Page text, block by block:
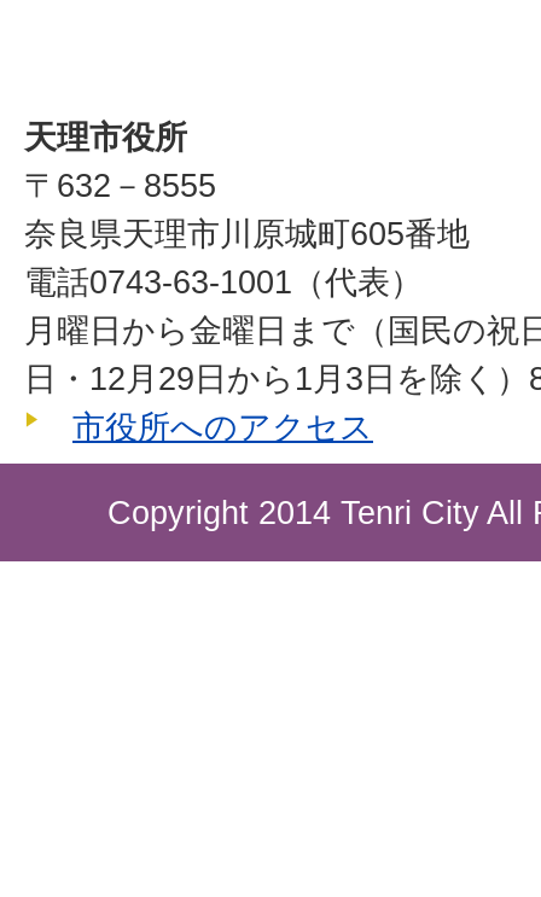
天理市役所
〒632－8555
奈良県天理市川原城町605番地
電話0743-63-1001（代表）
月曜日から金曜日まで（国民の祝
日・12月29日から1月3日を除く
市役所へのアクセス
Copyright 2014 Tenri City All